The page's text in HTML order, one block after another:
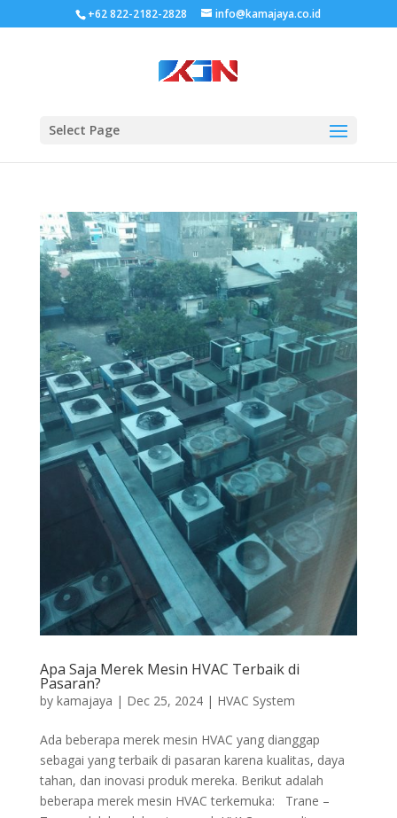
+62 822-2182-2828 info@kamajaya.co.id
Select Page
Apa Saja Merek Mesin HVAC Terbaik di
Pasaran?
by kamajaya | Dec 25, 2024| HVAC System
Ada beberapa merek mesin HVAC yang dianggap
sebagai yang terbaik di pasaran karena kualitas, daya
tahan, dan inovasi produk mereka. Berikut adalah
beberapa merek mesin HVAC terkemuka: Trane –